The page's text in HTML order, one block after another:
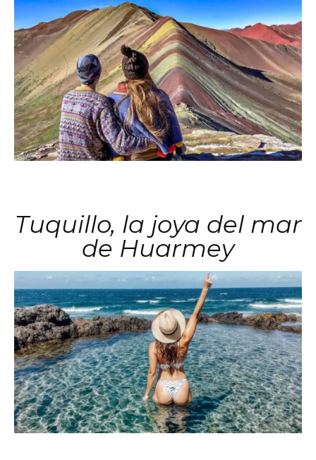
Tuquillo, la joya del mar
de Huarmey